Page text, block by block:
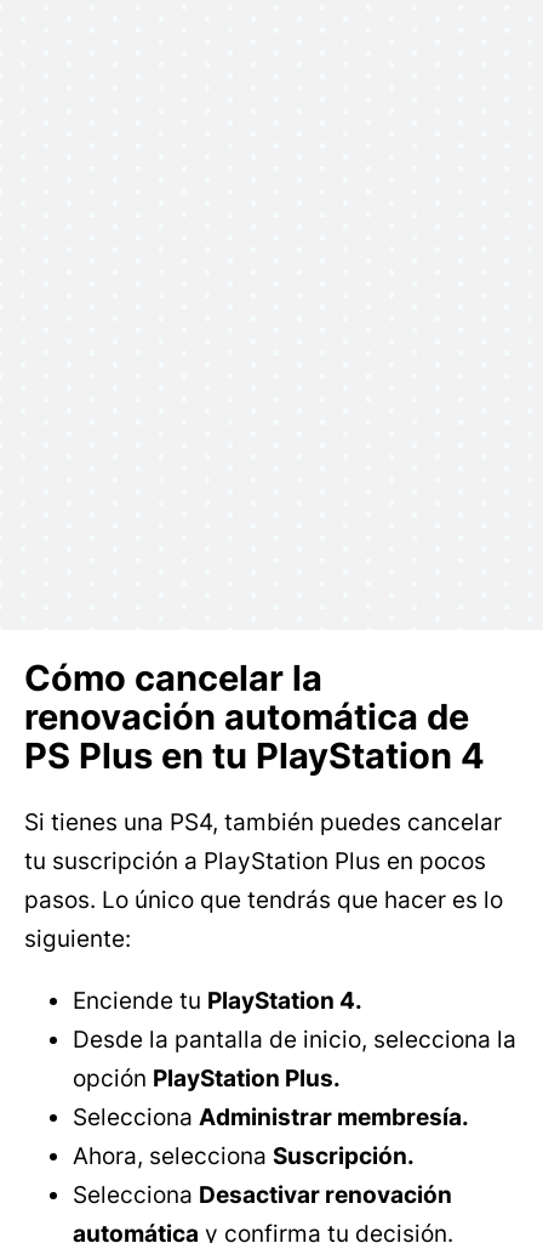
Cómo cancelar la
renovación automática de
PS Plus en tu PlayStation 4
Si tienes una PS4, también puedes cancelar
tu suscripción a PlayStation Plus en pocos
pasos. Lo único que tendrás que hacer es lo
siguiente:
Enciende tu PlayStation 4.
Desde la pantalla de inicio, selecciona la
opción PlayStation Plus.
Selecciona Administrar membresía.
Ahora, selecciona Suscripción.
Selecciona Desactivar renovación
automática y confirma tu decisión.